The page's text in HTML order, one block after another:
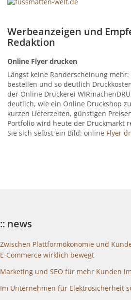
Werbeanzeigen und
Redaktion
Online Flyer drucken
Längst keine Randerscheinung
bestellen und so deutlich
der Online Druckerei
deutlich, wie ein Online Druckshop
kurzen Lieferzeiten, günstigen
Portfolio wird heute der Druckmarkt
Sie sich selbst ein Bild: online Flyer
:: news
Zwischen Plattformökonomie und
E-Commerce wirklich bewegt
Marketing und SEO für mehr Kunden
Im Unternehmen für Elektrosicherheit